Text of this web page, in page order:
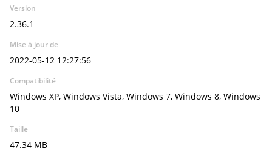
Version
2.36.1
Mise à jour de
2022-05-12 12:27:56
Compatibilité
Windows XP, Windows Vista, Windows 7, Windows 8, Windows
10
Taille
47.34 MB